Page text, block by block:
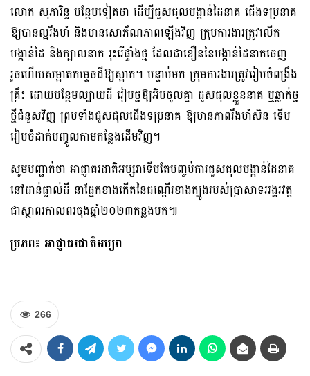
លោក សុភារិន្ទ បន្ថែមទៀតថា ដើម្បីជួសជុលបង្កាន់ដៃនាគ ជើងទម្រនាគ
ឱ្យបានល្អរឹងមាំ និងមានសោភ័ណភាពឡើងវិញ ក្រុមការងារត្រូវលើក
បង្កាន់ដៃ និងក្បាលនាគ រុះរើផ្ទាំងថ្ម ដែលជាខឿននៃបង្កាន់ដៃនាគចេញ
រួចហើយសម្អាតកម្ទេចដីឱ្យស្អាត។ បន្ទាប់មក ក្រុមការងារត្រូវរៀបចំពង្រឹង
គ្រឹះ ដោយបន្ថែមល្បាយដី រៀបថ្មឱ្យអិបចូលគ្នា ជួសជុលខ្លួននាគ ឬឆ្លាក់ថ្ម
ថ្មីជំនួសវិញ ព្រមទាំងជួសជុលជើងទម្រនាគ ឱ្យមានភាពរឹងមាំសិន ទើប
រៀបចំដាក់បញ្ចូលតាមកន្លែងដើមវិញ។
សូមបញ្ជាក់ថា អាជ្ញាធរជាតិអប្សរាទើបតែបញ្ចប់ការជួសជុលបង្កាន់ដៃនាគ
នៅជាន់ផ្ទាល់ដី នាផ្នែកខាងកើតនៃជណ្តើរខាងត្បូងរបស់ប្រាសាទអង្គរវត្ត
ជាស្ថាពរកាលពរចុងឆ្នាំ២០២៣កន្លងមក៕
ប្រភព៖ អាជ្ញាធរជាតិអប្សរា
266